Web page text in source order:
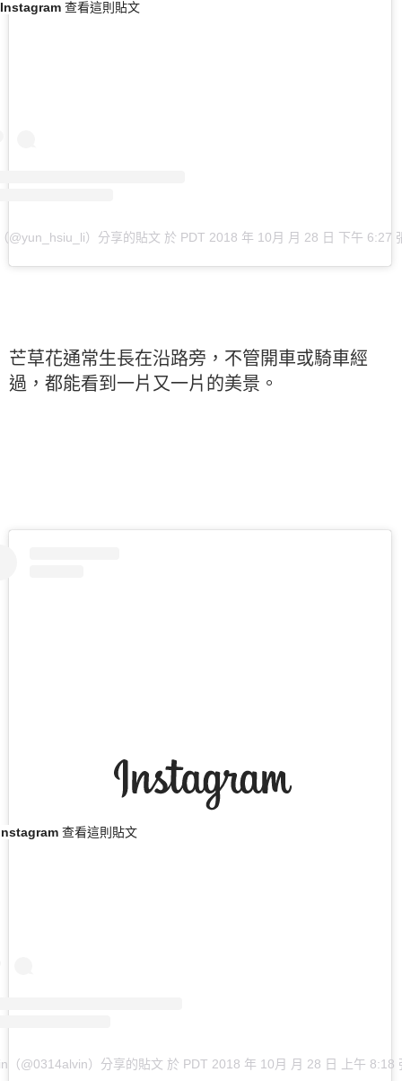
查看這則貼文
@yun_hsiu_li）分享的貼文 於 PDT 2018 年 10月 月 28 日 下午 6:27
芒草花通常生長在沿路旁，不管開車或騎車經
過，都能看到一片又一片的美景。
查看這則貼文
（@0314alvin）分享的貼文 於 PDT 2018 年 10月 月 28 日 上午 8:18